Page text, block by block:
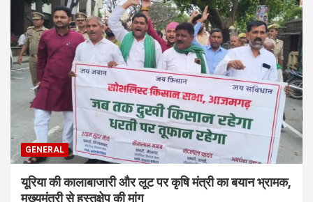
GENERAL
यूरिया की कालाबाजारी और लूट पर कृषि मंत्री का बयान भ्रामक,
मुख्यमंत्री से हस्तक्षेप की मांग